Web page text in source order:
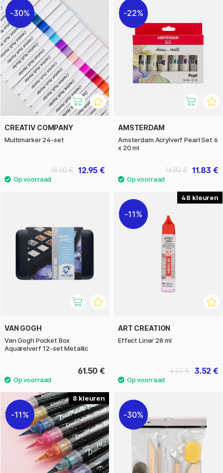
30%
CREATIV COMPANY
Multimarker 24-set
12.95 €
18.50 €
22%
AMSTERDAM
Amsterdam Acrylverf Pearl Set 6
x 20 ml
11.83 €
16.90 €
VAN GOGH
Van Gogh Pocket Box
Aquarelverf 12-set Metallic
61.50 €
48
11%
ART CREATION
Effect Liner 28 ml
3.52 €
4.40 €
8
11% 30%